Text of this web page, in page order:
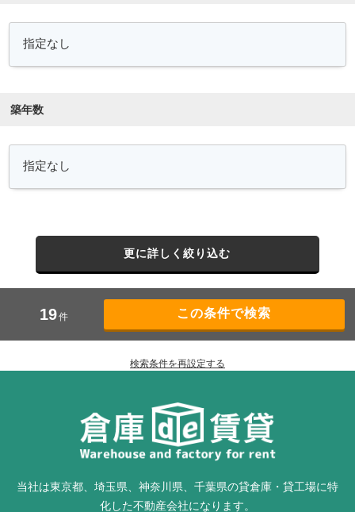
築年数
更に詳しく絞り込む
19件
検索条件を再設定する
当社は東京都、埼玉県、神奈川県、千葉県の貸倉庫・貸工場に特
化した不動産会社になります。